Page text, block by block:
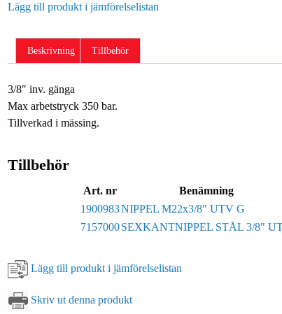
Lägg till produkt i jämförelselistan
Beskrivning Tillbehör
3/8″ inv. gänga
Max arbetstryck 350 bar.
Tillverkad i mässing.
Tillbehör
Art. nr
Benämning
1900983NIPPEL M22x3/8" UTV G
7157000SEXKANTNIPPEL STÅL 3/8"
Lägg till produkt i jämförelselistan
Skriv ut denna produkt